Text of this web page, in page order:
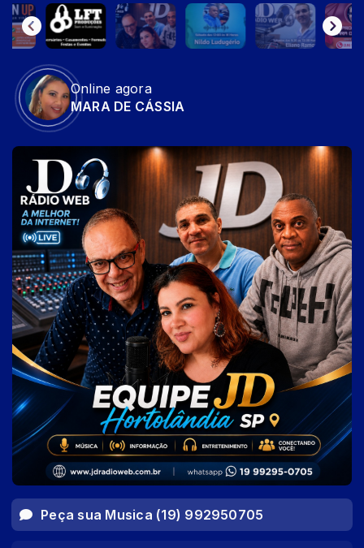
Online agora
MARA DE CÁSSIA
Peça sua Musica (19) 992950705